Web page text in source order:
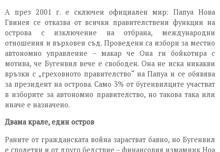
А през 2001 г. е сключен официален мир: Папуа Нова
Гвинея се отказва от всички правителствени функции на
острова с изключение на отбрана, международни
отношения и върховен съд. Проведени са избори за местно
автономно управление – макар че Она ги бойкотира с
мотива, че Бугенвил вече е свободен. Она не иска никакви
връзки с „греховното правителство“ на Папуа и се обявява
за президент на острова. Само 3% от бугенвилците участват
в изборите за автономно правителство, но такова така или
иначе е назначено.
Двама крале, един остров
Раните от гражданската война зарастват бавно, но Бугенвил
е сполетян и от друго бедствие – финансовия измамник Ноа